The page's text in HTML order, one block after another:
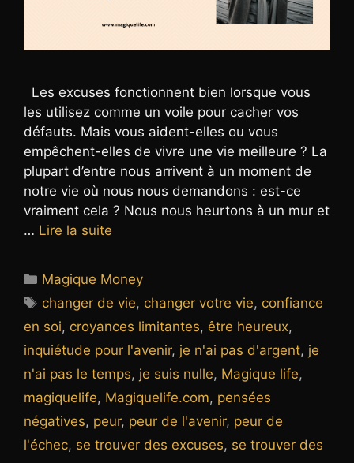
Les excuses fonctionnent bien lorsque vous
les utilisez comme un voile pour cacher vos
défauts. Mais vous aident-elles ou vous
empêchent-elles de vivre une vie meilleure ? La
plupart d’entre nous arrivent à un moment de
notre vie où nous nous demandons : est-ce
vraiment cela ? Nous nous heurtons à un mur et
… Lire la suite
Catégories
Magique Money
Étiquettes
changer de vie, changer votre vie, confiance
en soi, croyances limitantes, être heureux,
inquiétude pour l'avenir, je n'ai pas d'argent, je
n'ai pas le temps, je suis nulle, Magique life,
magiquelife, Magiquelife.com, pensées
négatives, peur, peur de l'avenir, peur de
l'échec, se trouver des excuses, se trouver des